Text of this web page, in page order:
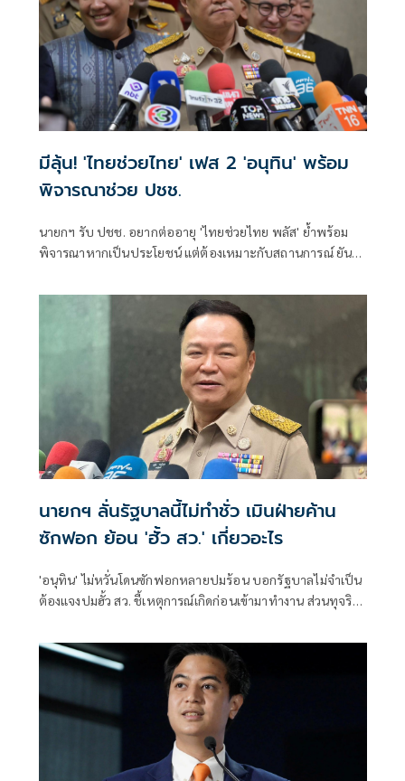
มีลุ้น! 'ไทยช่วยไทย' เฟส 2 'อนุทิน' พร้อม
พิจารณาช่วย ปชช.
นายกฯ รับ ปชช. อยากต่ออายุ 'ไทยช่วยไทย พลัส' ย้ำพร้อม
พิจารณาหากเป็นประโยชน์ แต่ต้องเหมาะกับสถานการณ์ ยัน
มันเย็น'
นายกฯ ลั่นรัฐบาลนี้ไม่ทำชั่ว เมินฝ่ายค้าน
ซักฟอก ย้อน 'ฮั้ว สว.' เกี่ยวอะไร
'อนุทิน' ไม่หวั่นโดนซักฟอกหลายปมร้อน บอกรัฐบาลไม่จำเป็น
ต้องแจงปมฮั้ว สว. ชี้เหตุการณ์เกิดก่อนเข้ามาทำงาน ส่วนทุจริต